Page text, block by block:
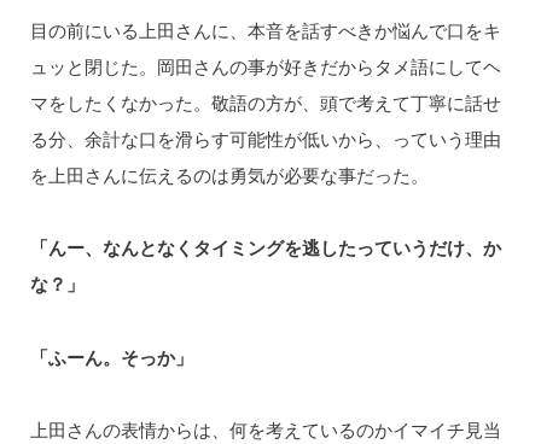
目の前にいる上田さんに、本音を話すべきか悩んで口をキ
ュッと閉じた。岡田さんの事が好きだからタメ語にしてヘ
マをしたくなかった。敬語の方が、頭で考えて丁寧に話せ
る分、余計な口を滑らす可能性が低いから、っていう理由
を上田さんに伝えるのは勇気が必要な事だった。
「んー、なんとなくタイミングを逃したっていうだけ、か
な？」
「ふーん。そっか」
上田さんの表情からは、何を考えているのかイマイチ見当